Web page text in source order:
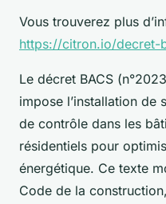
Vous trouverez plus
https://citron.io/decret-
Le décret BACS
impose l’installation de
de contrôle dans les
résidentiels pour
énergétique. Ce texte
Code de la